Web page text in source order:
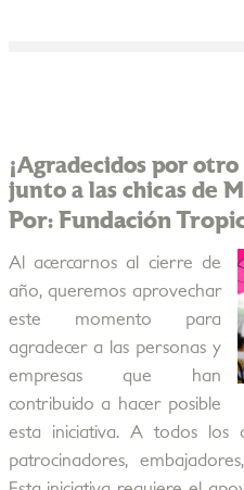
¡Agradecidos por
junto a las chicas de
Por: Fundación
Al acercarnos al cierre de
año, queremos aprovechar
este momento para
agradecer a las personas y
empresas que han
contribuido a hacer posible
esta iniciativa. A todos los
patrocinadores,